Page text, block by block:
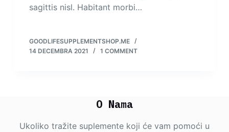
sagittis nisl. Habitant morbi…
GOODLIFESUPPLEMENTSHOP.ME
14 DECEMBRA 2021
1 COMMENT
O Nama
Ukoliko tražite suplemente koji će vam pomoći u